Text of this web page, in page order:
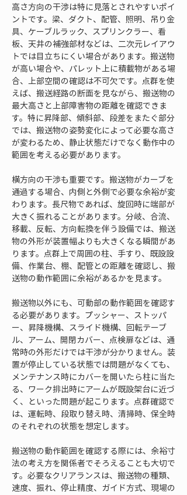
高さ方向の干渉は特に見落とされやすいポイ
ントです。梁、ダクト、配管、照明、吊り金
具、ケーブルラック、スプリンクラー、看
板、天井の補強部材などは、二次元レイアウ
トでは目立ちにくい場合があります。搬送物
が高い場合や、パレット上に積載物がある場
合、上部空間の確認は不可欠です。点群を使
えば、搬送経路の断面を見ながら、搬送物の
最大高さと上部障害物の距離を確認できま
す。特に昇降部、傾斜部、段差をまたぐ部分
では、搬送物の姿勢変化によって必要な高さ
が変わるため、静止状態だけでなく動作中の
範囲を考える必要があります。
横方向の干渉も重要です。搬送物がカーブを
通過する場合、内側と外側で必要な余裕が変
わります。長尺物であれば、旋回時に端部が
大きく振れることがあります。分岐、合流、
移載、反転、方向転換を伴う設備では、搬送
物の外形が装置幅よりも大きくなる瞬間があ
ります。点群上で周囲の柱、手すり、既設設
備、作業台、棚、配管との距離を確認し、搬
送物の動作範囲に余裕があるかを見ます。
搬送物以外にも、可動部の動作範囲を確認す
る必要があります。プッシャー、ストッパ
ー、昇降機構、スライド機構、回転テーブ
ル、アーム、開閉カバー、点検扉などは、通
常時の外形だけでは干渉が分かりません。装
置が停止している状態では問題がなくても、
メンテナンス時にカバーを開いたら柱に当た
る、ワーク排出時にアームが既設架台に近づ
く、といった問題が起こります。点群確認で
は、運転時、段取り替え時、清掃時、保全時
のそれぞれの状態を想定します。
搬送物の動作範囲を確認する際には、余裕寸
法の考え方を関係者でそろえることも大切で
す。必要なクリアランスは、搬送物の種類、
速度、振れ、停止精度、ガイド方式、現場の